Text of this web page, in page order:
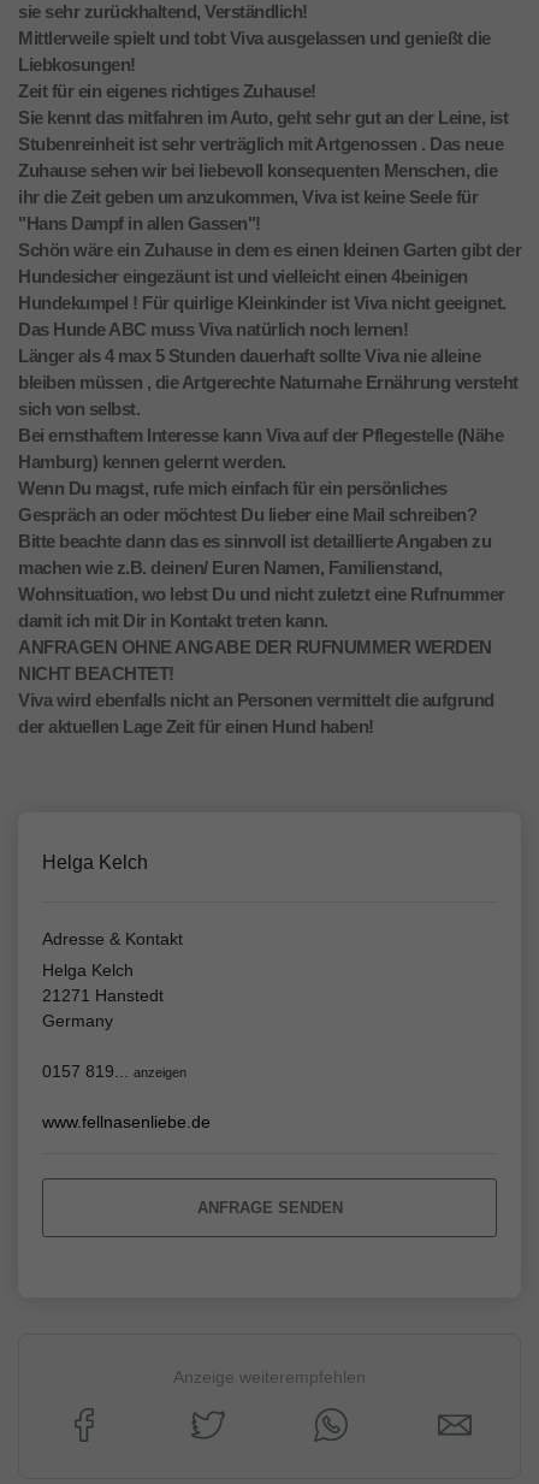
sie sehr zurückhaltend, Verständlich!
Mittlerweile spielt und tobt Viva ausgelassen und genießt die
Liebkosungen!
Zeit für ein eigenes richtiges Zuhause!
Sie kennt das mitfahren im Auto, geht sehr gut an der Leine, ist
Stubenreinheit ist sehr verträglich mit Artgenossen . Das neue
Zuhause sehen wir bei liebevoll konsequenten Menschen, die
ihr die Zeit geben um anzukommen, Viva ist keine Seele für
"Hans Dampf in allen Gassen"!
Schön wäre ein Zuhause in dem es einen kleinen Garten gibt der
Hundesicher eingezäunt ist und vielleicht einen 4beinigen
Hundekumpel ! Für quirlige Kleinkinder ist Viva nicht geeignet.
Das Hunde ABC muss Viva natürlich noch lernen!
Länger als 4 max 5 Stunden dauerhaft sollte Viva nie alleine
bleiben müssen , die Artgerechte Naturnahe Ernährung versteht
sich von selbst.
Bei ernsthaftem Interesse kann Viva auf der Pflegestelle (Nähe
Hamburg) kennen gelernt werden.
Wenn Du magst, rufe mich einfach für ein persönliches
Gespräch an oder möchtest Du lieber eine Mail schreiben?
Bitte beachte dann das es sinnvoll ist detaillierte Angaben zu
machen wie z.B. deinen/ Euren Namen, Familienstand,
Wohnsituation, wo lebst Du und nicht zuletzt eine Rufnummer
damit ich mit Dir in Kontakt treten kann.
ANFRAGEN OHNE ANGABE DER RUFNUMMER WERDEN
NICHT BEACHTET!
Viva wird ebenfalls nicht an Personen vermittelt die aufgrund
der aktuellen Lage Zeit für einen Hund haben!
Helga Kelch
Adresse & Kontakt
Helga Kelch
21271 Hanstedt
Germany
0157 819... anzeigen
www.fellnasenliebe.de
ANFRAGE SENDEN
Anzeige weiterempfehlen